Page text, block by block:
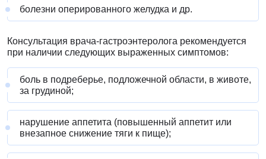
болезни оперированного желудка и др.
Консультация врача-гастроэнтеролога рекомендуется
при наличии следующих выраженных симптомов:
боль в подреберье, подложечной области, в животе,
за грудиной;
нарушение аппетита (повышенный аппетит или
внезапное снижение тяги к пище);